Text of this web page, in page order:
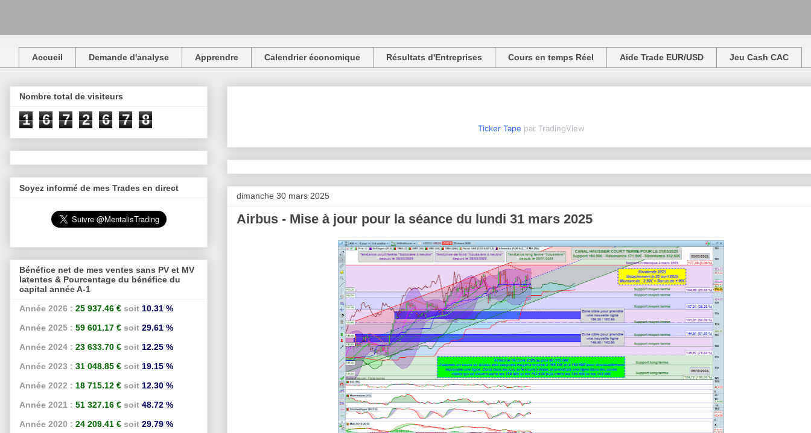
Accueil Demande d'analyse Apprendre Calendrier économique Résultats d'Entreprises Cours en temps Réel Aide Trade EUR/USD Jeu Cash CAC
Ticker Tape par TradingView
dimanche 30 mars 2025
Airbus - Mise à jour pour la séance du lundi 31 mars 2025
Nombre total de visiteurs
1 6 7 2 6 7 8
Soyez informé de mes Trades en direct
Bénéfice net de mes ventes sans PV et MV
latentes & Pourcentage du bénéfice du
capital année A-1
Année 2026 : 25 937.46 € soit 10.31 %
Année 2025 : 59 601.17 € soit 29.61 %
Année 2024 : 23 633.70 € soit 12.25 %
Année 2023 : 31 048.85 € soit 19.15 %
Année 2022 : 18 715.12 € soit 12.30 %
Année 2021 : 51 327.16 € soit 48.72 %
Année 2020 : 24 209.41 € soit 29.79 %